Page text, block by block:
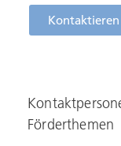
Kontaktieren
Förderthemen